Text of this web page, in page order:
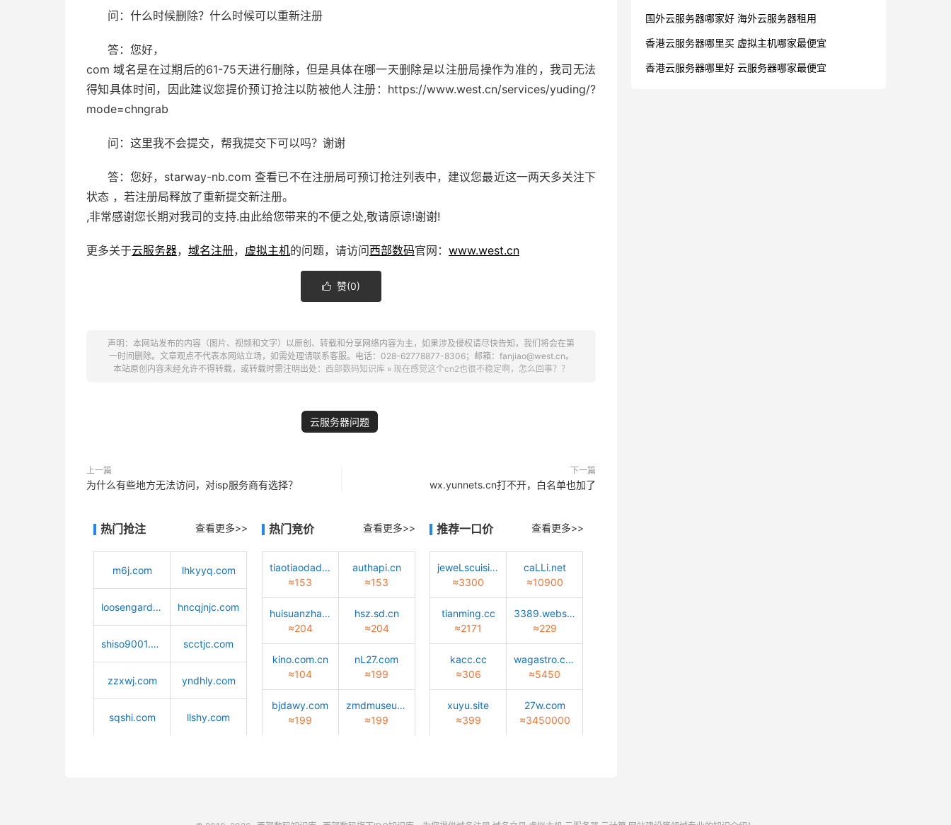
问：什么时候删除？什么时候可以重新注册
答：您好，
com 域名是在过期后的61-75天进行删除，但是具体在哪一天删除是以注册局操作为准的，我司无法
得知具体时间，因此建议您提价预订抢注以防被他人注册：https://www.west.cn/services/yuding/?
mode=chngrab
问：这里我不会提交，帮我提交下可以吗？谢谢
答：您好，starway-nb.com 查看已不在注册局可预订抢注列表中，建议您最近这一两天多关注下
状态 ，若注册局释放了重新提交新注册。
,非常感谢您长期对我司的支持.由此给您带来的不便之处,敬请原谅!谢谢!
更多关于云服务器， 域名注册， 虚拟主机的问题，请访问西部数码官网： www.west.cn
 赞(0)
声明：本网站发布的内容（图片、视频和文字）以原创、转载和分享网络内容为主，如果涉及侵权请尽快告知，我们将会在第
一时间删除。文章观点不代表本网站立场，如需处理请联系客服。电话：028-62778877-8306；邮箱：fanjiao@west.cn。
本站原创内容未经允许不得转载，或转载时需注明出处： 西部数码知识库» 现在感觉这个cn2也很不稳定啊，怎么回事？？
云服务器问题
上一篇
为什么有些地方无法访问，对isp服务商有选择？
下一篇
wx.yunnets.cn打不开，白名单也加了
热门抢注 查看更多>>
m6j.com lhkyyq.com
loosengarden.com hncqjnjc.com
shiso9001.com scctjc.com
zzxwj.com yndhly.com
sqshi.com llshy.com
热门竞价 查看更多>>
tiaotiaodadao.com
≈153
authapi.cn
≈153
huisuanzhang.sd.cn
≈204
hsz.sd.cn
≈204
kino.com.cn
≈104
nL27.com
≈199
bjdawy.com
≈199
zmdmuseum.com
≈199
推荐一口价 查看更多>>
jeweLscuisine.com
≈3300
caLLi.net
≈10900
tianming.cc
≈2171
3389.website
≈229
kacc.cc
≈306
wagastro.com
≈5450
xuyu.site
≈399
27w.com
≈3450000
国外云服务器哪家好 海外云服务器租用
香港云服务器哪里买 虚拟主机哪家最便宜
香港云服务器哪里好 云服务器哪家最便宜